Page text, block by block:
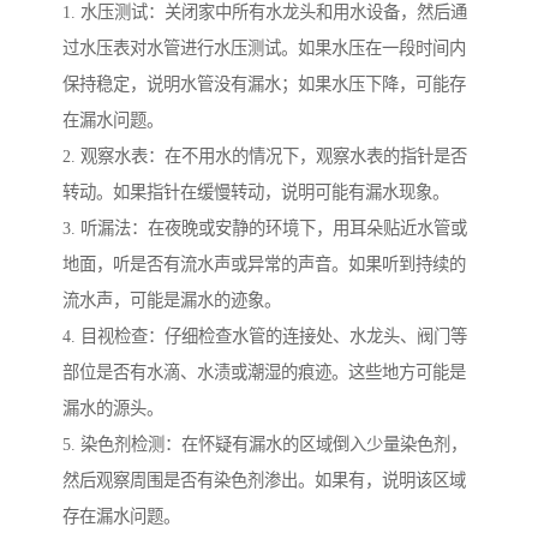
1. 水压测试：关闭家中所有水龙头和用水设备，然后通
过水压表对水管进行水压测试。如果水压在一段时间内
保持稳定，说明水管没有漏水；如果水压下降，可能存
在漏水问题。
2. 观察水表：在不用水的情况下，观察水表的指针是否
转动。如果指针在缓慢转动，说明可能有漏水现象。
3. 听漏法：在夜晚或安静的环境下，用耳朵贴近水管或
地面，听是否有流水声或异常的声音。如果听到持续的
流水声，可能是漏水的迹象。
4. 目视检查：仔细检查水管的连接处、水龙头、阀门等
部位是否有水滴、水渍或潮湿的痕迹。这些地方可能是
漏水的源头。
5. 染色剂检测：在怀疑有漏水的区域倒入少量染色剂，
然后观察周围是否有染色剂渗出。如果有，说明该区域
存在漏水问题。